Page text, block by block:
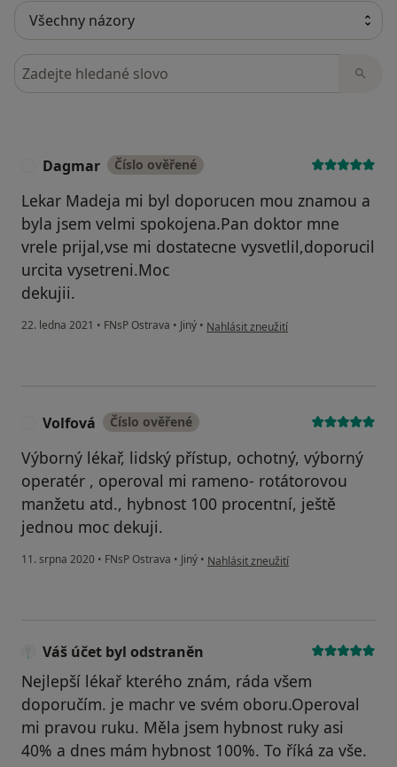
Hledejte v názorech
Dagmar Číslo ověřené
Lekar Madeja mi byl doporucen mou znamou a
byla jsem velmi spokojena.Pan doktor mne
vrele prijal,vse mi dostatecne vysvetlil,doporucil
urcita vysetreni.Moc
dekujii.
22. ledna 2021 • FNsP Ostrava • Jiný • podle názoru uživatele Dagmar
Nahlásit zneužití
Volfová Číslo ověřené
Výborný lékař, lidský přístup, ochotný, výborný
operatér , operoval mi rameno- rotátorovou
manžetu atd., hybnost 100 procentní, ještě
jednou moc dekuji.
11. srpna 2020 • FNsP Ostrava • Jiný • podle názoru uživatele Volfová
Nahlásit zneužití
Váš účet byl odstraněn
Nejlepší lékař kterého znám, ráda všem
doporučím. je machr ve svém oboru.Operoval
mi pravou ruku. Měla jsem hybnost ruky asi
40% a dnes mám hybnost 100%. To říká za vše.